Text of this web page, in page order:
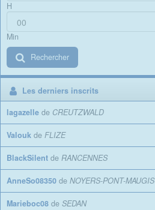
H
Min
Rechercher
Les derniers inscrits
lagazelle de CREUTZWALD
Valouk de FLIZE
BlackSilent de RANCENNES
AnneSo08350 de NOYERS-PONT-MAUGIS
Marieboc08 de SEDAN